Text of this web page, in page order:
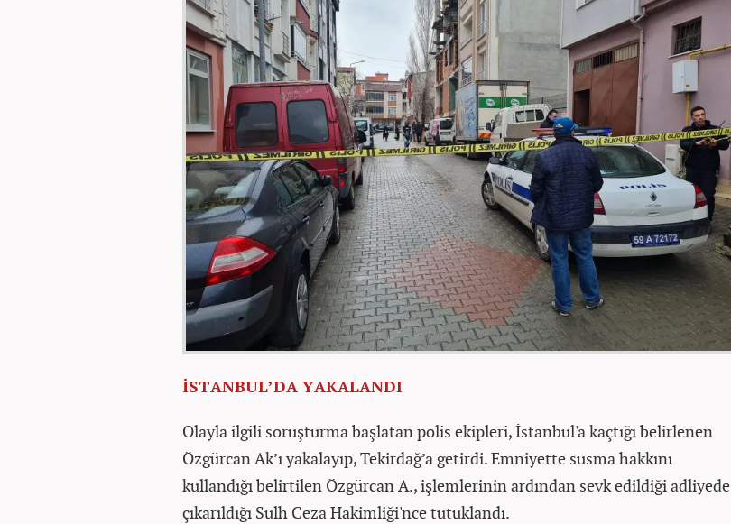
İSTANBUL’DA YAKALANDI
Olayla ilgili soruşturma başlatan polis ekipleri, İstanbul'a kaçtığı belirlenen
Özgürcan Ak’ı yakalayıp, Tekirdağ’a getirdi. Emniyette susma hakkını
kullandığı belirtilen Özgürcan A., işlemlerinin ardından sevk edildiği adliyede
çıkarıldığı Sulh Ceza Hakimliği'nce tutuklandı.